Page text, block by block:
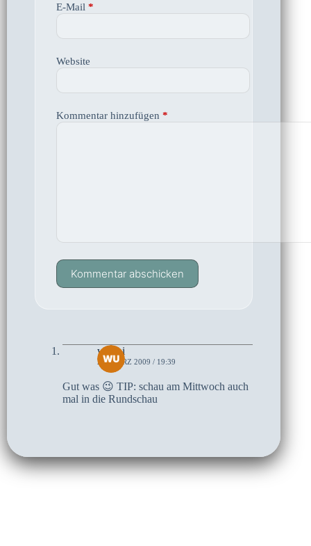
E-Mail *
Website
Kommentar hinzufügen *
Kommentar abschicken
wuppi
28. MÄRZ 2009 / 19:39
Gut was 😉 TIP: schau am Mittwoch auch
mal in die Rundschau